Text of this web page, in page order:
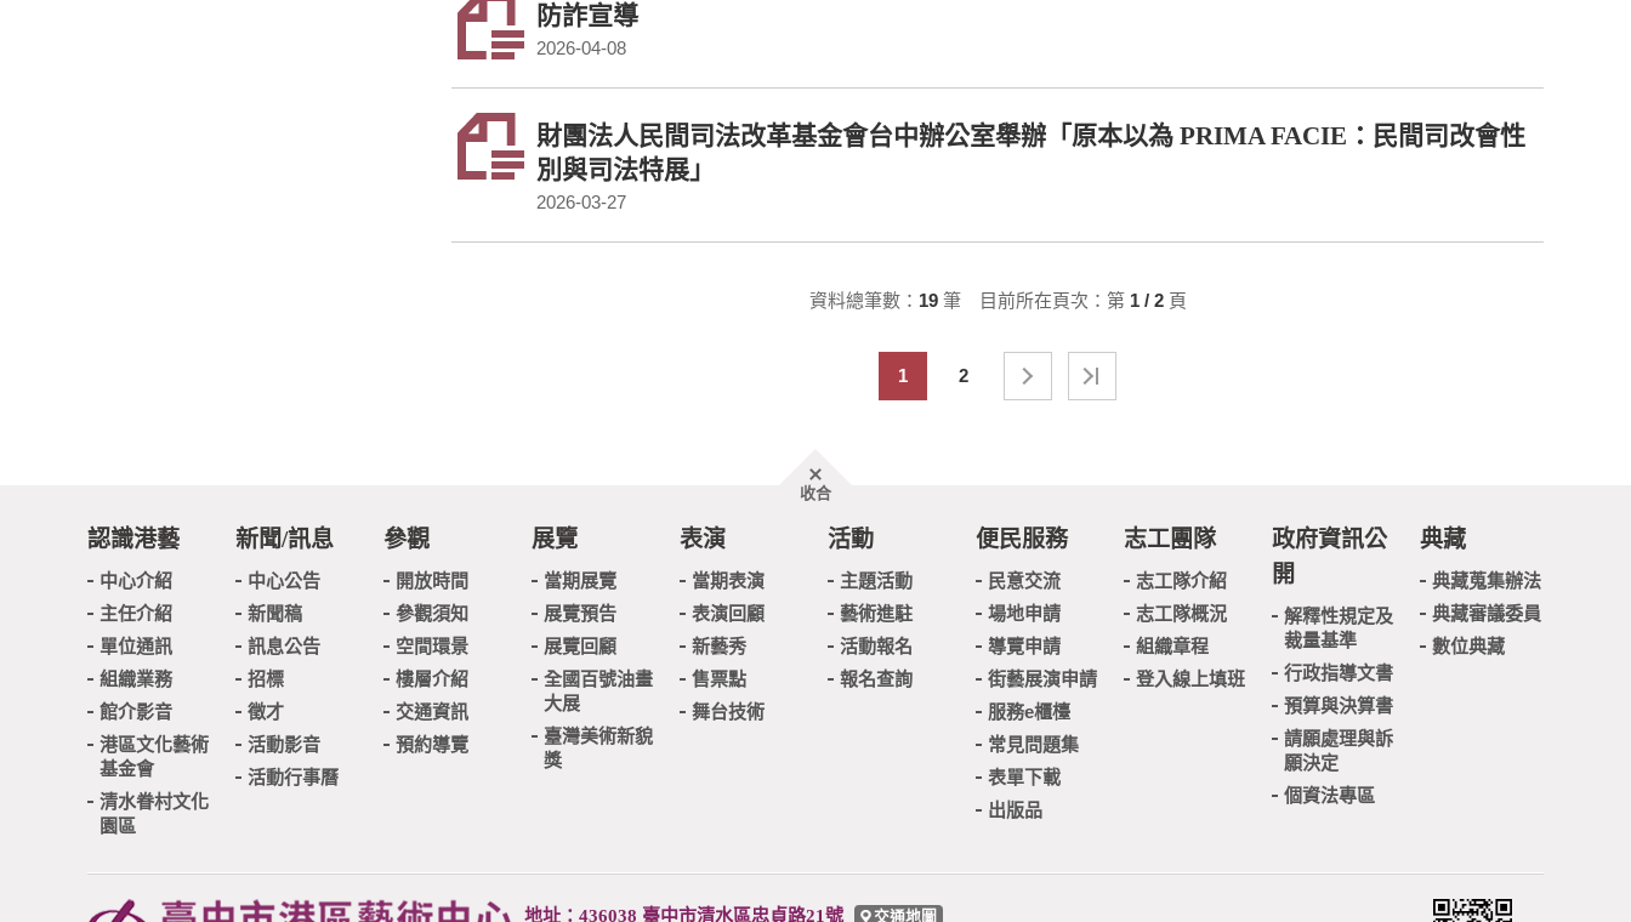
防詐宣導
2026-04-08
財團法人民間司法改革基金會台中辦公室舉辦「原本以為 PRIMA FACIE：民間司改會性
別與司法特展」
2026-03-27
資料總筆數： 19筆 目前所在頁次：第 1 / 2頁
1 2
收合胖
尾
認識港藝
中心介紹
主任介紹
單位通訊
組織業務
館介影音
港區文化藝術
基金會
清水眷村文化
園區
新聞/訊息
中心公告
新聞稿
訊息公告
招標
徵才
活動影音
活動行事曆
參觀
開放時間
參觀須知
空間環景
樓層介紹
交通資訊
預約導覽
展覽
當期展覽
展覽預告
展覽回顧
全國百號油畫
大展
臺灣美術新貌
獎
表演
當期表演
表演回顧
新藝秀
售票點
舞台技術
活動
主題活動
藝術進駐
活動報名
報名查詢
便民服務
民意交流
場地申請
導覽申請
街藝展演申請
服務e櫃檯
常見問題集
表單下載
出版品
志工團隊
志工隊介紹
志工隊概況
組織章程
登入線上填班
政府資訊公
開
解釋性規定及
裁量基準
行政指導文書
預算與決算書
請願處理與訴
願決定
個資法專區
典藏
典藏蒐集辦法
典藏審議委員
數位典藏
地址：436038 臺中市清水區忠貞路21號 交通地圖